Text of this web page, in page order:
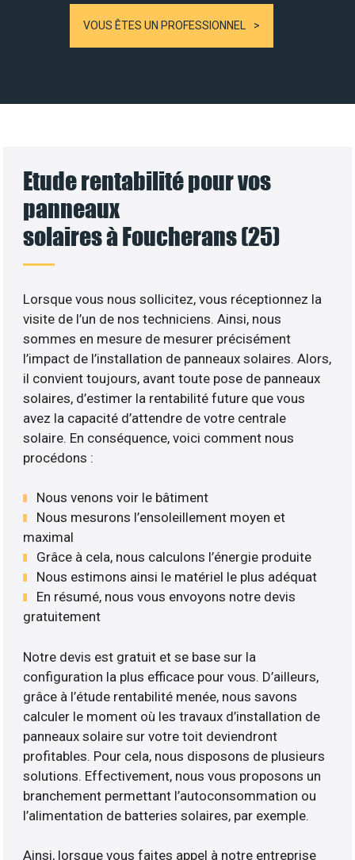
VOUS ÊTES UN PROFESSIONNEL
Etude rentabilité pour vos
panneaux
solaires à Foucherans (25)
Lorsque vous nous sollicitez, vous réceptionnez la
visite de l’un de nos techniciens. Ainsi, nous
sommes en mesure de mesurer précisément
l’impact de l’installation de panneaux solaires. Alors,
il convient toujours, avant toute pose de panneaux
solaires, d’estimer la rentabilité future que vous
avez la capacité d’attendre de votre centrale
solaire. En conséquence, voici comment nous
procédons :
Nous venons voir le bâtiment
Nous mesurons l’ensoleillement moyen et
maximal
Grâce à cela, nous calculons l’énergie produite
Nous estimons ainsi le matériel le plus adéquat
En résumé, nous vous envoyons notre devis
gratuitement
Notre devis est gratuit et se base sur la
configuration la plus efficace pour vous. D’ailleurs,
grâce à l’étude rentabilité menée, nous savons
calculer le moment où les travaux d’installation de
panneaux solaire sur votre toit deviendront
profitables. Pour cela, nous disposons de plusieurs
solutions. Effectivement, nous vous proposons un
branchement permettant l’autoconsommation ou
l’alimentation de batteries solaires, par exemple.
Ainsi, lorsque vous faites appel à notre entreprise